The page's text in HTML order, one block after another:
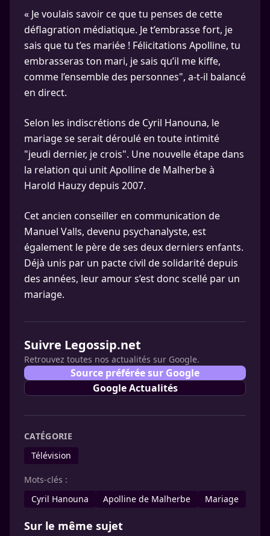
« Je voulais savoir ce que tu penses de cette
déflagration médiatique. Je t’embrasse fort, je
sais que tu t’es mariée ! Félicitations Apolline, tu
embrasseras ton mari, je sais qu’il me kiffe,
comme l’ensemble des personnes", a-t-il balancé
en direct.
Selon les indiscrétions de Cyril Hanouna, le
mariage se serait déroulé en toute intimité
"jeudi dernier, je crois". Une nouvelle étape dans
la relation qui unit Apolline de Malherbe à
Harold Hauzy depuis 2007.
Cet ancien conseiller en communication de
Manuel Valls, devenu psychanalyste, est
également le père de ses deux derniers enfants.
Déjà unis par un pacte civil de solidarité depuis
des années, leur amour s’est donc scellé par un
mariage.
Suivre Legossip.net
Retrouvez toutes nos actualités sur Google.
Source préférée sur Google
Google Actualités
CATÉGORIE
Télévision
Mots-clés :
Cyril Hanouna
Apolline de Malherbe Mariage
Sur le même sujet